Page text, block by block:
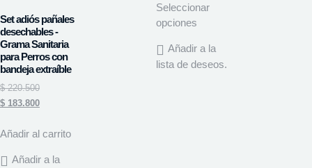
Set adiós pañales
desechables -
Grama Sanitaria
para Perros con
bandeja extraíble
$220.500
$ 183.800
Añadir al carrito
Añadir a la
Seleccionar
opciones
Añadir a la
lista de deseos.